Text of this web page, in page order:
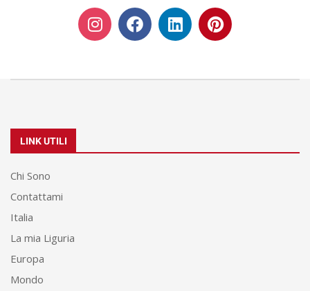
LINK UTILI
Chi Sono
Contattami
Italia
La mia Liguria
Europa
Mondo